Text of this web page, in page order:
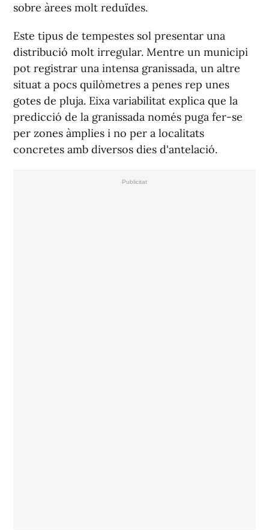
sobre àrees molt reduïdes.
Este tipus de tempestes sol presentar una
distribució molt irregular. Mentre un municipi
pot registrar una intensa granissada, un altre
situat a pocs quilòmetres a penes rep unes
gotes de pluja. Eixa variabilitat explica que la
predicció de la granissada només puga fer-se
per zones àmplies i no per a localitats
concretes amb diversos dies d'antelació.